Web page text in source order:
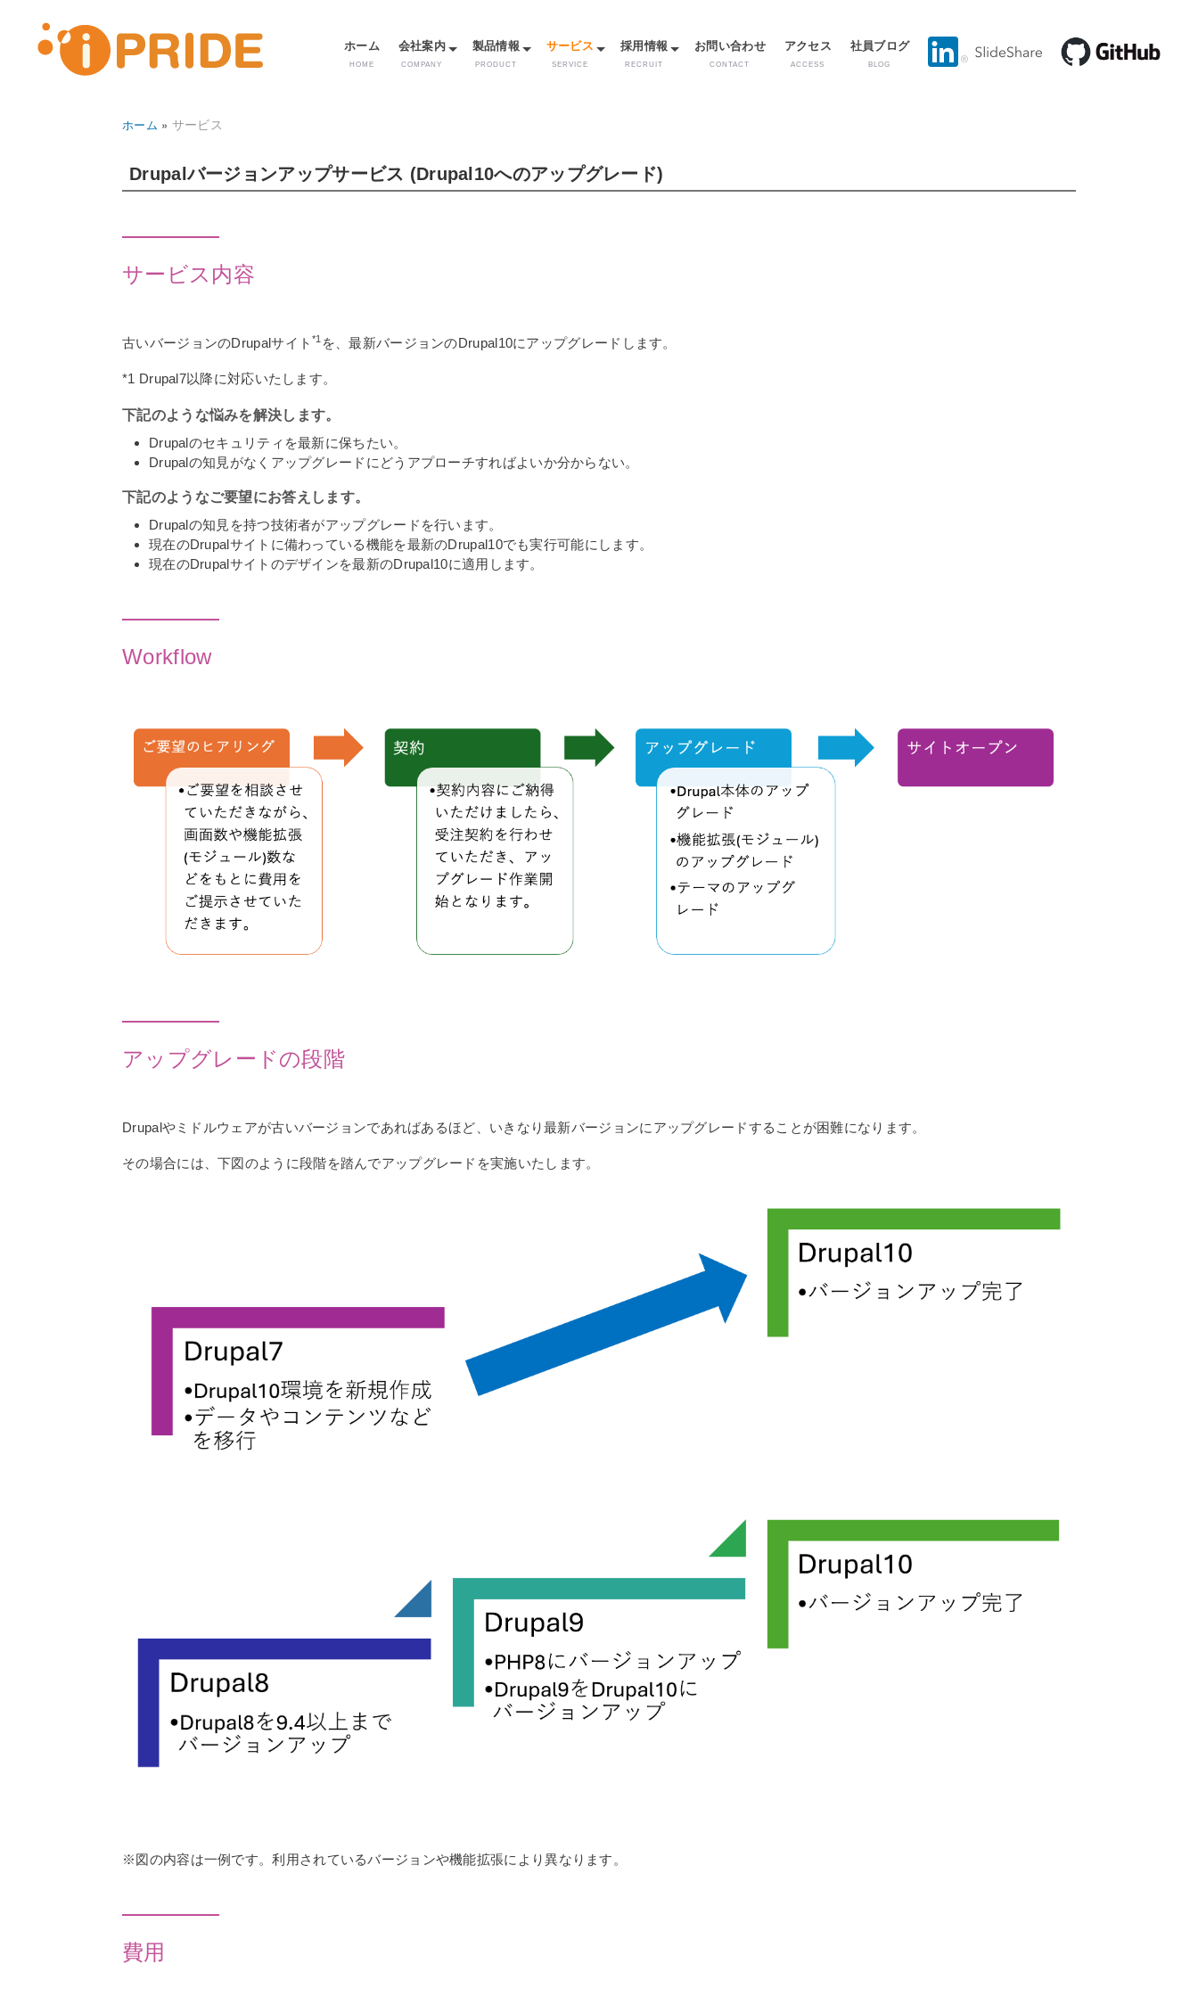
ン
に
移
ニ
ホーム
HOME
会社案内
COMPANY
製品情報
PRODUCT
サービス
SERVICE
採用情報
RECRUIT
お問い合わせ
CONTACT
アクセス
ACCESS
社員ブログ
BLOG
く
ず
ホーム サービス
Drupalバージョンアップサービス (Drupal10へのアップグレード)
サービス内容
古いバージョンのDrupalサイト *1 を、最新バージョンのDrupal10にアップグレードします。
*1 Drupal7以降に対応いたします。
下記のような悩みを解決します。
Drupalのセキュリティを最新に保ちたい。
Drupalの知見がなくアップグレードにどうアプローチすればよいか分からない。
下記のようなご要望にお答えします。
Drupalの知見を持つ技術者がアップグレードを行います。
現在のDrupalサイトに備わっている機能を最新のDrupal10でも実行可能にします。
現在のDrupalサイトのデザインを最新のDrupal10に適用します。
Workflow
アップグレードの段階
Drupalやミドルウェアが古いバージョンであればあるほど、いきなり最新バージョンにアップグレードすることが困難になります。
その場合には、下図のように段階を踏んでアップグレードを実施いたします。
※図の内容は一例です。利用されているバージョンや機能拡張により異なります。
費用